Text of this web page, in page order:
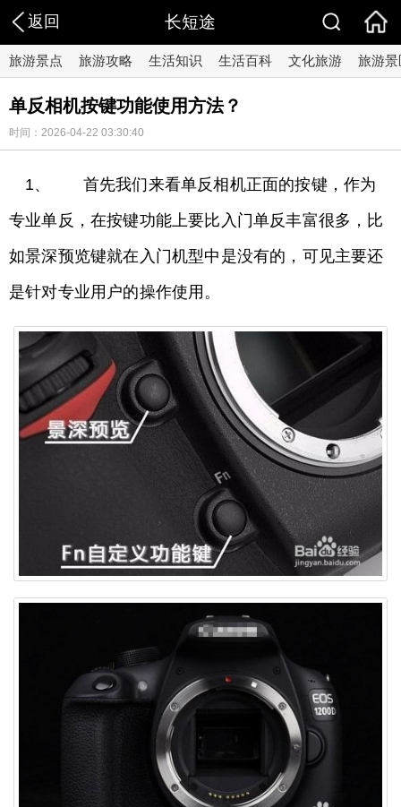
返回 长短途
旅游景点 旅游攻略 生活知识 生活百科 文化旅游 旅游景
单反相机按键功能使用方法？
时间：2026-04-22 03:30:40
1、 首先我们来看单反相机正面的按键，作为
专业单反，在按键功能上要比入门单反丰富很多，比
如景深预览键就在入门机型中是没有的，可见主要还
是针对专业用户的操作使用。